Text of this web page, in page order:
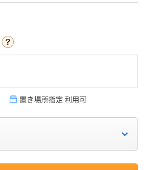
置き場所指定 利用可